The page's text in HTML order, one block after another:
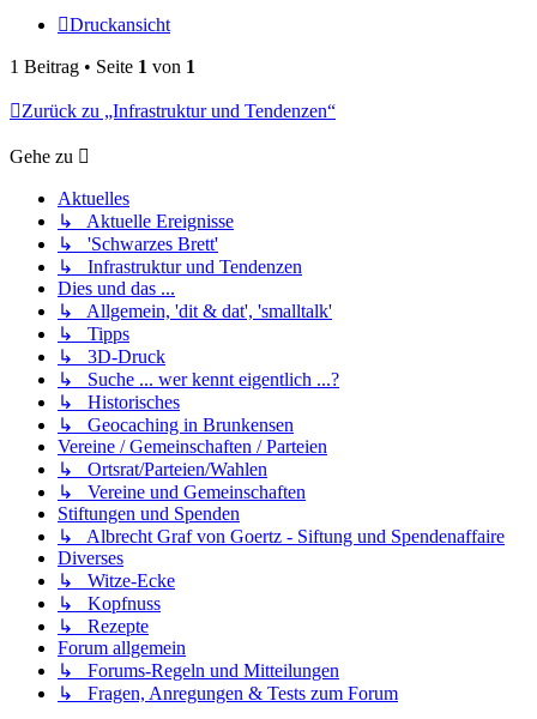
Druckansicht
1 Beitrag • Seite 1 von 1
Zurück zu „Infrastruktur und Tendenzen“
Gehe zu
Aktuelles
↳ Aktuelle Ereignisse
↳ 'Schwarzes Brett'
↳ Infrastruktur und Tendenzen
Dies und das ...
↳ Allgemein, 'dit & dat', 'smalltalk'
↳ Tipps
↳ 3D-Druck
↳ Suche ... wer kennt eigentlich ...?
↳ Historisches
↳ Geocaching in Brunkensen
Vereine / Gemeinschaften / Parteien
↳ Ortsrat/Parteien/Wahlen
↳ Vereine und Gemeinschaften
Stiftungen und Spenden
↳ Albrecht Graf von Goertz - Siftung und Spendenaffaire
Diverses
↳ Witze-Ecke
↳ Kopfnuss
↳ Rezepte
Forum allgemein
↳ Forums-Regeln und Mitteilungen
↳ Fragen, Anregungen & Tests zum Forum